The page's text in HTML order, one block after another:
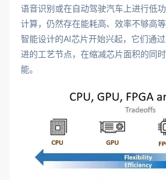
语音识别或在自动驾驶汽车上进行低
计算，仍然存在能耗高、效率不够高
智能设计的AI芯片开始兴起，它们通
进的工艺节点，在缩减芯片面积的同
能。